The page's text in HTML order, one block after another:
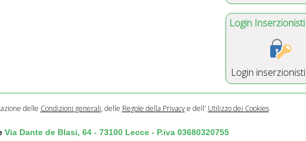
Login Inserzionisti
Login inserzionisti
delle Condizioni generali, delle Regole della Privacye dell' Utilizzo dei Cookies
Via Dante de Blasi, 64 - 73100 Lecce - P.iva 03680320755